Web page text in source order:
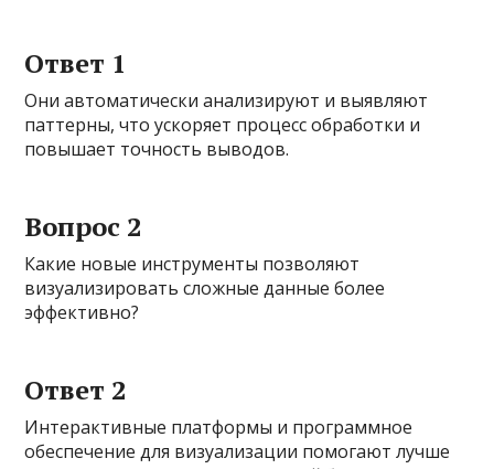
Ответ 1
Они автоматически анализируют и выявляют
паттерны, что ускоряет процесс обработки и
повышает точность выводов.
Вопрос 2
Какие новые инструменты позволяют
визуализировать сложные данные более
эффективно?
Ответ 2
Интерактивные платформы и программное
обеспечение для визуализации помогают лучше